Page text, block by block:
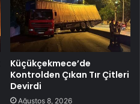
Küçükçekmece’de
Kontrolden Çıkan Tır Çitleri
Devirdi
Ağustos 8, 2026